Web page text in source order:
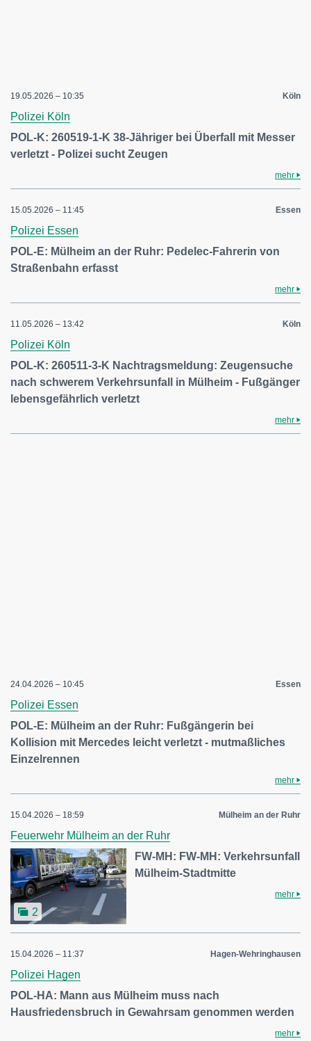
19.05.2026 – 10:35 Köln
Polizei Köln
POL-K: 260519-1-K 38-Jähriger bei Überfall mit Messer
verletzt - Polizei sucht Zeugen
mehr
15.05.2026 – 11:45 Essen
Polizei Essen
POL-E: Mülheim an der Ruhr: Pedelec-Fahrerin von
Straßenbahn erfasst
mehr
11.05.2026 – 13:42 Köln
Polizei Köln
POL-K: 260511-3-K Nachtragsmeldung: Zeugensuche
nach schwerem Verkehrsunfall in Mülheim - Fußgänger
lebensgefährlich verletzt
mehr
24.04.2026 – 10:45 Essen
Polizei Essen
POL-E: Mülheim an der Ruhr: Fußgängerin bei
Kollision mit Mercedes leicht verletzt - mutmaßliches
Einzelrennen
mehr
15.04.2026 – 18:59 Mülheim an der Ruhr
Feuerwehr Mülheim an der Ruhr
2
FW-MH: FW-MH: Verkehrsunfall
Mülheim-Stadtmitte
mehr
15.04.2026 – 11:37 Hagen-Wehringhausen
Polizei Hagen
POL-HA: Mann aus Mülheim muss nach
Hausfriedensbruch in Gewahrsam genommen werden
mehr